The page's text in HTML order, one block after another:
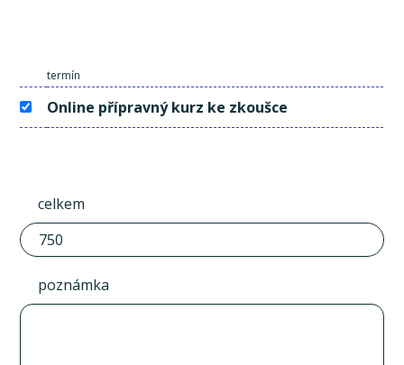
termín
Online přípravný kurz ke zkoušce
celkem
poznámka